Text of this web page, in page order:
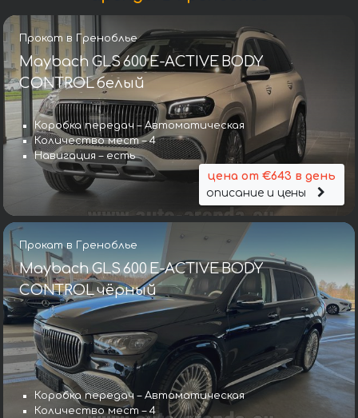
Прокат в Греноблье
Maybach GLS 600 E-ACTIVE BODY
CONTROL белый
Коробка передач – Автоматическая
Количество мест – 4
Навигация – есть
цена от €643 в день
описание и цены
Прокат в Греноблье
Maybach GLS 600 E-ACTIVE BODY
CONTROL чёрный
Коробка передач – Автоматическая
Количество мест – 4